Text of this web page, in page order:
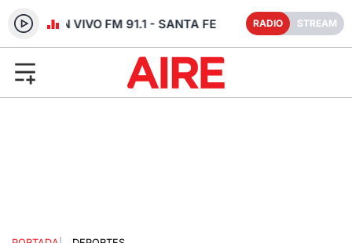
EN VIVO FM 91.1 - SANTA FE RADIO STREAM